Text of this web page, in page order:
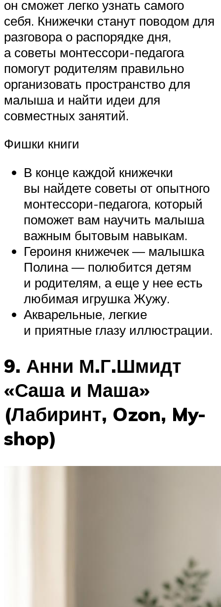
он сможет легко узнать самого
себя. Книжечки станут поводом для
разговора о распорядке дня,
а советы монтессори-педагога
помогут родителям правильно
организовать пространство для
малыша и найти идеи для
совместных занятий.
Фишки книги
В конце каждой книжечки
вы найдете советы от опытного
монтессори-педагога, который
поможет вам научить малыша
важным бытовым навыкам.
Героиня книжечек — малышка
Полина — полюбится детям
и родителям, а еще у нее есть
любимая игрушка Жужу.
Акварельные, легкие
и приятные глазу иллюстрации.
9. Анни М.Г.Шмидт
«Саша и Маша»
(Лабиринт, Ozon, My-
shop)